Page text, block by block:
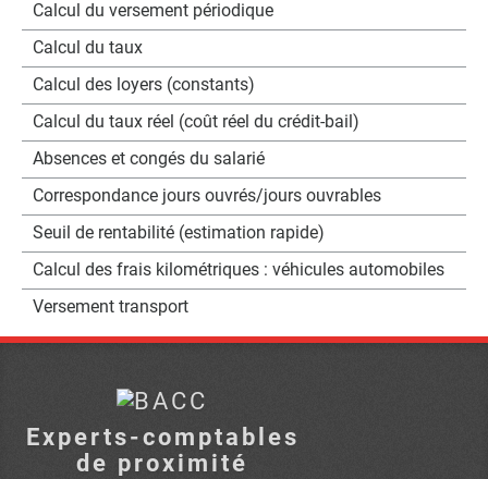
Calcul du versement périodique
Calcul du taux
Calcul des loyers (constants)
Calcul du taux réel (coût réel du crédit-bail)
Absences et congés du salarié
Correspondance jours ouvrés/jours ouvrables
Seuil de rentabilité (estimation rapide)
Calcul des frais kilométriques : véhicules automobiles
Versement transport
Experts-comptables
de proximité